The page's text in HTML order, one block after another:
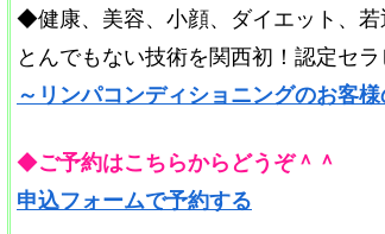
◆健康、美容、小顔、ダイエット、若
とんでもない技術を関西初！認定セ
～リンパコンディショニングのお客
◆ご予約はこちらからどうぞ＾＾
申込フォームで予約する